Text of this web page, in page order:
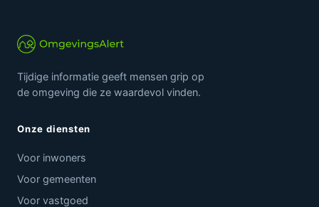
Tijdige informatie geeft mensen grip op
de omgeving die ze waardevol vinden.
Onze diensten
Voor inwoners
Voor gemeenten
Voor vastgoed